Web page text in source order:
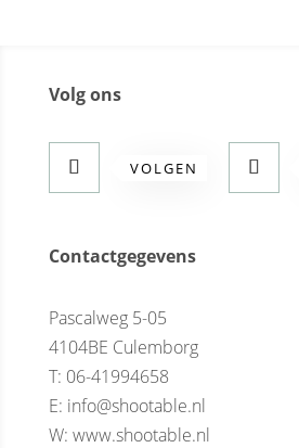
Volg ons
VOLGEN
Contactgegevens
Pascalweg 5-05
4104BE Culemborg
T: 06-41994658
E: info@shootable.nl
W: www.shootable.nl